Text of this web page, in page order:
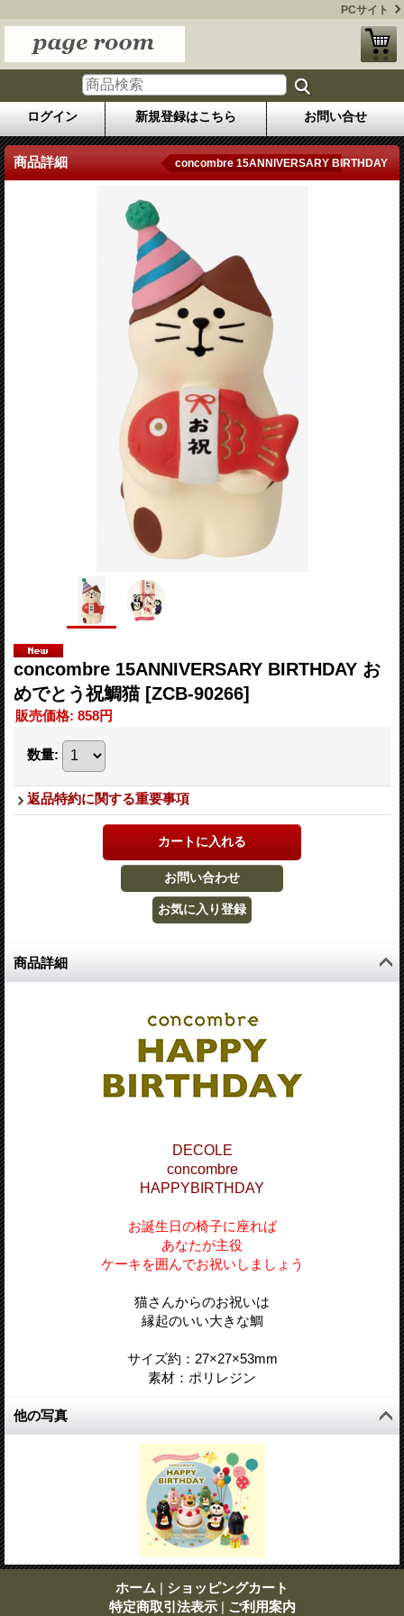
PCサイト
ログイン 新規登録はこちら お問い合せ
商品詳細 concombre 15ANNIVERSARY BIRTHDAY
concombre 15ANNIVERSARY BIRTHDAY お
めでとう祝鯛猫 [ZCB-90266]
販売価格: 858円
数量:
返品特約に関する重要事項
商品詳細
DECOLE
concombre
HAPPYBIRTHDAY
お誕生日の椅子に座れば
あなたが主役
ケーキを囲んでお祝いしましょう
猫さんからのお祝いは
縁起のいい大きな鯛
サイズ約：27×27×53mm
素材：ポリレジン
他の写真
ホーム | ショッピングカート
特定商取引法表示 | ご利用案内